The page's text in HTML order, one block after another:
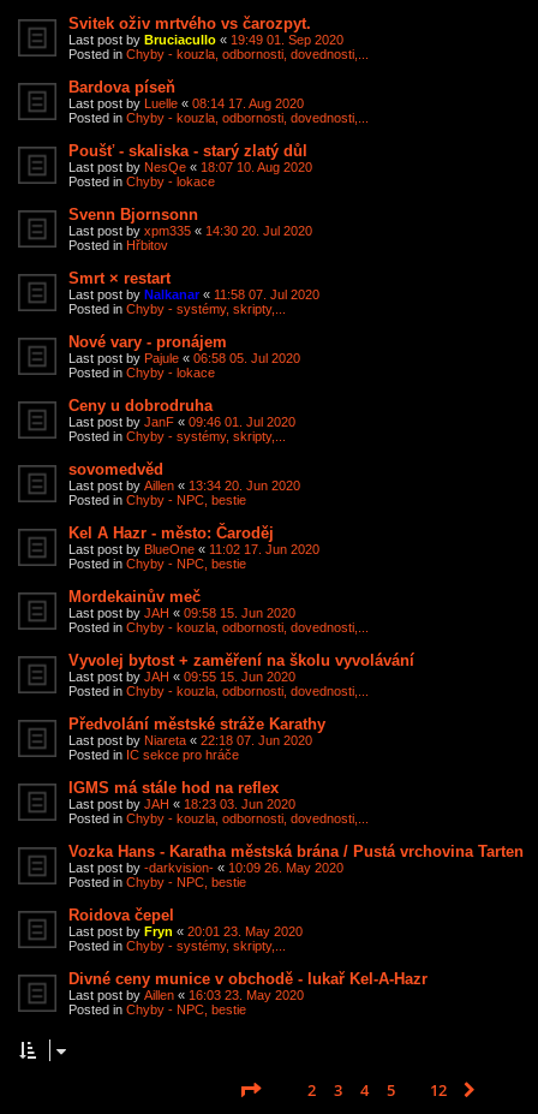
Svitek oživ mrtvého vs čarozpyt.
Last post by Bruciacullo « 19:49 01. Sep 2020
Posted in Chyby - kouzla, odbornosti, dovednosti,...
Bardova píseň
Last post by Luelle « 08:14 17. Aug 2020
Posted in Chyby - kouzla, odbornosti, dovednosti,...
Poušť - skaliska - starý zlatý důl
Last post by NesQe « 18:07 10. Aug 2020
Posted in Chyby - lokace
Svenn Bjornsonn
Last post by xpm335 « 14:30 20. Jul 2020
Posted in Hřbitov
Smrt × restart
Last post by Nalkanar« 11:58 07. Jul 2020
Posted in Chyby - systémy, skripty,...
Nové vary - pronájem
Last post by Pajule « 06:58 05. Jul 2020
Posted in Chyby - lokace
Ceny u dobrodruha
Last post by JanF « 09:46 01. Jul 2020
Posted in Chyby - systémy, skripty,...
sovomedvěd
Last post by Aillen « 13:34 20. Jun 2020
Posted in Chyby - NPC, bestie
Kel A Hazr - město: Čaroděj
Last post by BlueOne « 11:02 17. Jun 2020
Posted in Chyby - NPC, bestie
Mordekainův meč
Last post by JAH « 09:58 15. Jun 2020
Posted in Chyby - kouzla, odbornosti, dovednosti,...
Vyvolej bytost + zaměření na školu vyvolávání
Last post by JAH « 09:55 15. Jun 2020
Posted in Chyby - kouzla, odbornosti, dovednosti,...
Předvolání městské stráže Karathy
Last post by Niareta « 22:18 07. Jun 2020
Posted in IC sekce pro hráče
IGMS má stále hod na reflex
Last post by JAH « 18:23 03. Jun 2020
Posted in Chyby - kouzla, odbornosti, dovednosti,...
Vozka Hans - Karatha městská brána / Pustá vrchovina Tarten
Last post by -darkvision- « 10:09 26. May 2020
Posted in Chyby - NPC, bestie
Roidova čepel
Last post by Fryn « 20:01 23. May 2020
Posted in Chyby - systémy, skripty,...
Divné ceny munice v obchodě - lukař Kel-A-Hazr
Last post by Aillen « 16:03 23. May 2020
Posted in Chyby - NPC, bestie
Page 1of 12
2 3 4 5 12